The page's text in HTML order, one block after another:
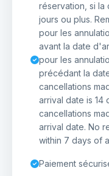
réservation, si la
jours ou plus.
pour les
avant la date
pour les
précédant la
cancellations
arrival date is 14
cancellations
arrival date. No
within 7 days of
Paiement